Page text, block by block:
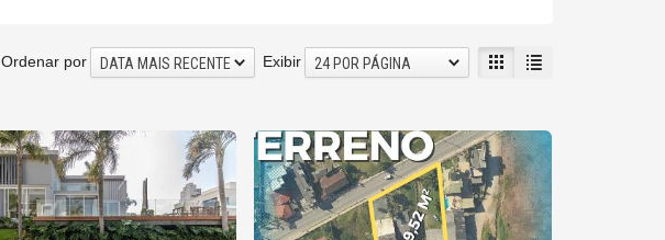
Exibir 24 POR PÁGINA
Ordenar por DATA MAIS RECENTE